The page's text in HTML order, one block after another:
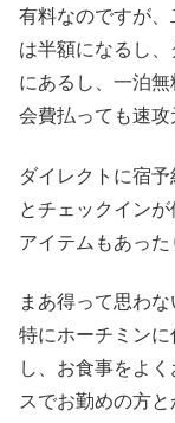
有料なのですが
は半額になるし
にあるし、一泊
会費払っても速攻
ダイレクトに宿
とチェックイン
アイテムもあった
まあ得って思わ
特にホーチミン
し、お食事をよ
スでお勤めの方